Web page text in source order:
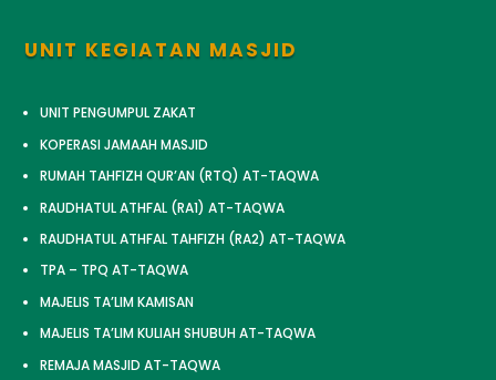
UNIT KEGIATAN MASJID
UNIT PENGUMPUL ZAKAT
KOPERASI JAMAAH MASJID
RUMAH TAHFIZH QUR’AN (RTQ) AT-TAQWA
RAUDHATUL ATHFAL (RA1) AT-TAQWA
RAUDHATUL ATHFAL TAHFIZH (RA2) AT-TAQWA
TPA – TPQ AT-TAQWA
MAJELIS TA’LIM KAMISAN
MAJELIS TA’LIM KULIAH SHUBUH AT-TAQWA
REMAJA MASJID AT-TAQWA